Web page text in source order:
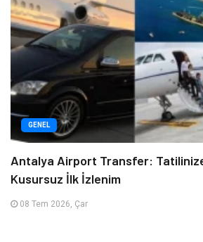
GENEL
Antalya Airport Transfer:
Kusursuz İlk İzlenim
08 Tem 2026, Çar